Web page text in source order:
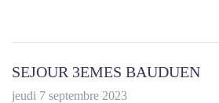
SEJOUR 3EMES BAUDUEN
jeudi 7 septembre 2023